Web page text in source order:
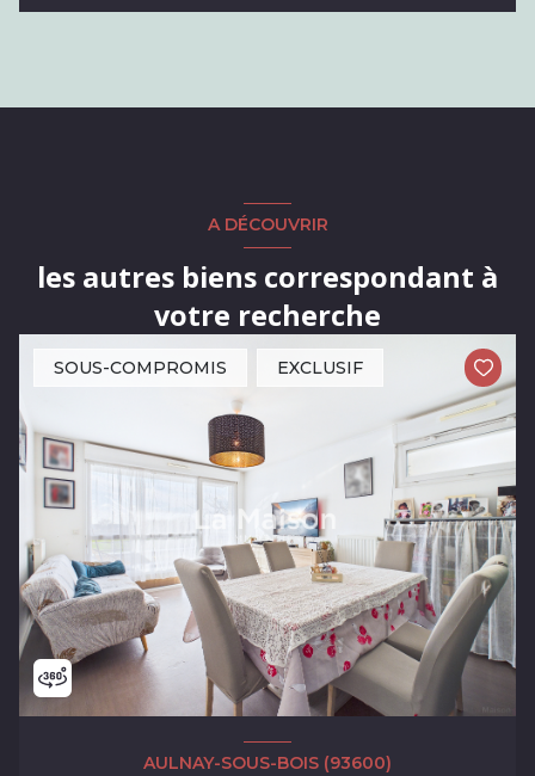
A DÉCOUVRIR
les autres biens correspondant à
votre recherche
SOUS-COMPROMIS EXCLUSIF
AULNAY-SOUS-BOIS (93600)